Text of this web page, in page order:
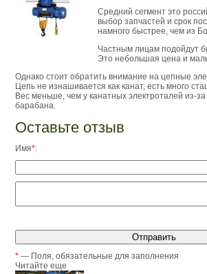
Средний сегмент это
выбор запчастей и срок
намного быстрее, чем из
Частным лицам подойдут
Это небольшая цена и
Однако стоит обратить внимание на цепные
Цепь не изнашивается как канат, есть много
Вес меньше, чем у канатных электроталей из-за
барабана.
Оставьте отзыв
Имя*:
* — Поля, обязательные для заполнения
Читайте еще